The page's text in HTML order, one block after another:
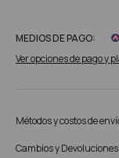
MEDIOS DE PAGO:
Ver opciones de pago y
Métodos y costos de
Cambios y Devoluciones